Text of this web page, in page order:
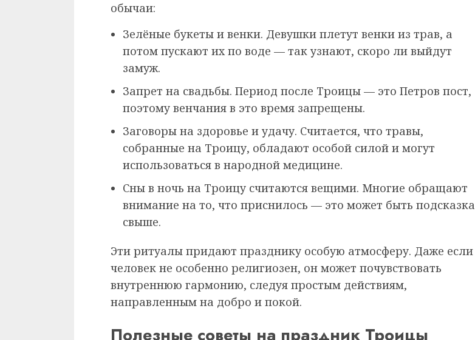
обычаи:
Зелёные букеты и венки. Девушки плетут венки из трав, а
потом пускают их по воде — так узнают, скоро ли выйдут
замуж.
Запрет на свадьбы. Период после Троицы — это Петров пост,
поэтому венчания в это время запрещены.
Заговоры на здоровье и удачу. Считается, что травы,
собранные на Троицу, обладают особой силой и могут
использоваться в народной медицине.
Сны в ночь на Троицу считаются вещими. Многие обращают
внимание на то, что приснилось — это может быть подсказка
свыше.
Эти ритуалы придают празднику особую атмосферу. Даже если
человек не особенно религиозен, он может почувствовать
внутреннюю гармонию, следуя простым действиям,
направленным на добро и покой.
Полезные советы на праздник Троицы